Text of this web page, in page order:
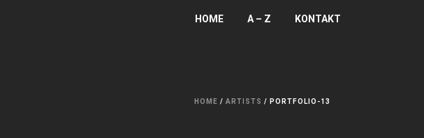
HOME A – Z KONTAKT
HOME / ARTISTS / PORTFOLIO-13